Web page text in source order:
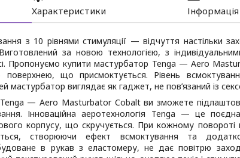
Характеристики
з 10 рівнями стимуляції — відчуття настільки
за новою технологією, з
Пропонуємо купити мастурбатор Tenga — Aero
що присмоктується. Рівень
мастурбатор виглядає як гаджет, не пов’язаний із
— Aero Masturbator Cobalt ви зможете
Інноваційна аеротехнологія Tenga — це
корпусу, що скручується. При кожному повороті
створюючи ефект всмоктування та
в рукав з еластомеру, не дає повітрю